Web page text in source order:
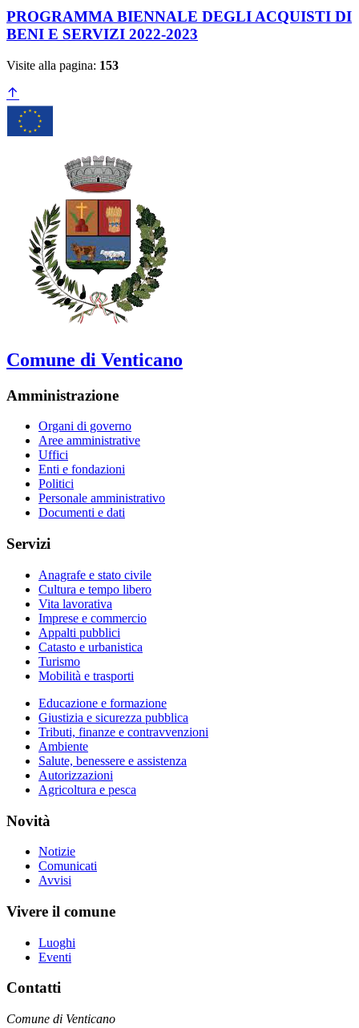
PROGRAMMA BIENNALE DEGLI ACQUISTI DI
BENI E SERVIZI 2022-2023
Visite alla pagina: 153
Comune di Venticano
Amministrazione
Organi di governo
Aree amministrative
Uffici
Enti e fondazioni
Politici
Personale amministrativo
Documenti e dati
Servizi
Anagrafe e stato civile
Cultura e tempo libero
Vita lavorativa
Imprese e commercio
Appalti pubblici
Catasto e urbanistica
Turismo
Mobilità e trasporti
Educazione e formazione
Giustizia e sicurezza pubblica
Tributi, finanze e contravvenzioni
Ambiente
Salute, benessere e assistenza
Autorizzazioni
Agricoltura e pesca
Novità
Notizie
Comunicati
Avvisi
Vivere il comune
Luoghi
Eventi
Contatti
Comune di Venticano